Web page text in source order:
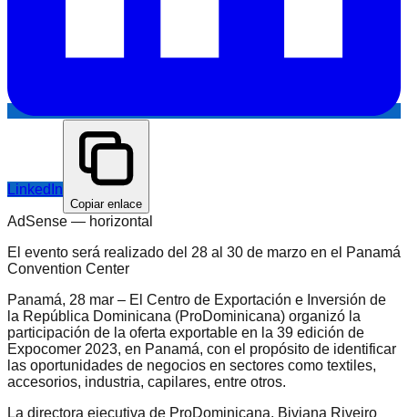
LinkedIn
Copiar enlace
AdSense — horizontal
El evento será realizado del 28 al 30 de marzo en el Panamá
Convention Center
Panamá, 28 mar – El Centro de Exportación e Inversión de
la República Dominicana (ProDominicana) organizó la
participación de la oferta exportable en la 39 edición de
Expocomer 2023, en Panamá, con el propósito de identificar
las oportunidades de negocios en sectores como textiles,
accesorios, industria, capilares, entre otros.
La directora ejecutiva de ProDominicana, Biviana Riveiro